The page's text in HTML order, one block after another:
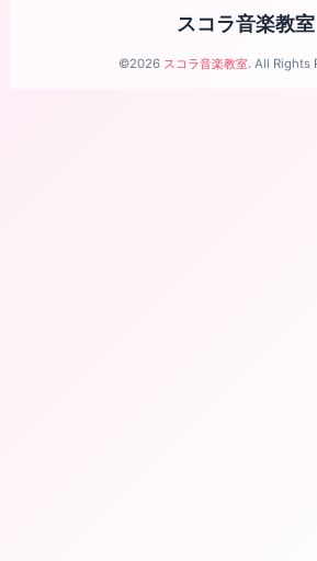
スコラ音楽教室
©2026 スコラ音楽教室. All Rights